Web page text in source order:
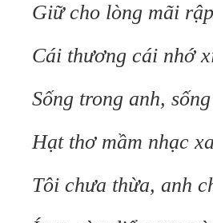
Giữ cho lòng mãi
Cái thương cái nhớ
Sống trong anh,
Hạt thơ mầm nhạc
Tôi chưa thừa, anh